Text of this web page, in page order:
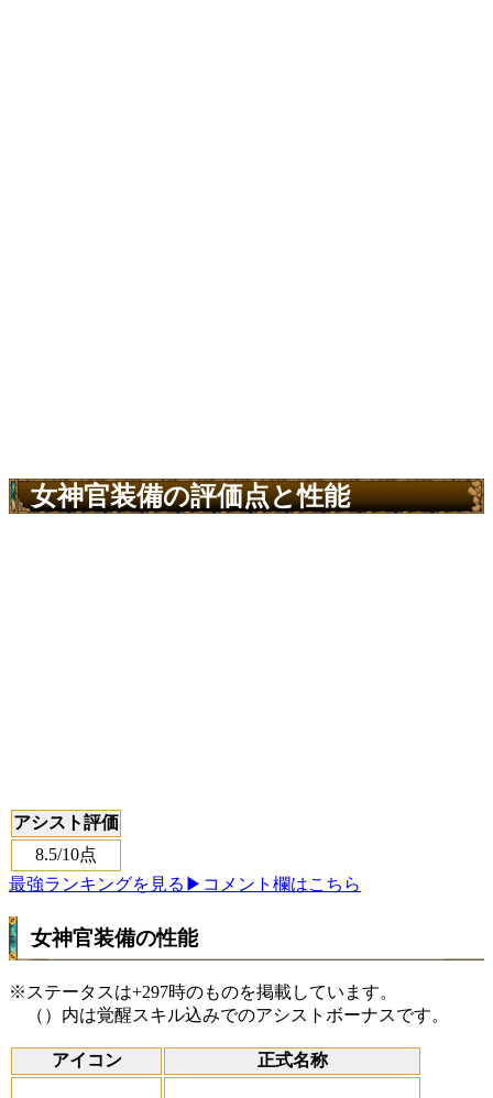
女神官装備の評価点と性能
アシスト評価
8.5/10点
最強ランキングを見る ▶コメント欄はこちら
女神官装備の性能
※ステータスは+297時のものを掲載しています。
（）内は覚醒スキル込みでのアシストボーナスです。
アイコン 正式名称